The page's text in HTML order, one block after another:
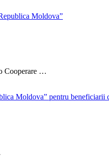
Cooperare …